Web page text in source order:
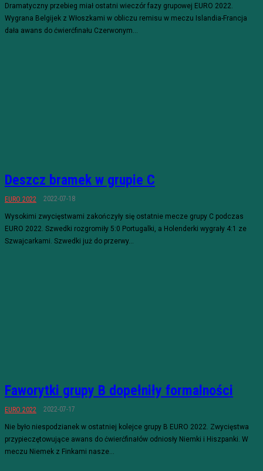
Dramatyczny przebieg miał ostatni wieczór fazy grupowej EURO 2022.
Wygrana Belgijek z Włoszkami w obliczu remisu w meczu Islandia-Francja
dała awans do ćwierćfinału Czerwonym...
Deszcz bramek w grupie C
EURO 2022 2022-07-18
Wysokimi zwycięstwami zakończyły się ostatnie mecze grupy C podczas
EURO 2022. Szwedki rozgromiły 5:0 Portugalki, a Holenderki wygrały 4:1 ze
Szwajcarkami. Szwedki już do przerwy...
Faworytki grupy B dopełniły formalności
EURO 2022 2022-07-17
Nie było niespodzianek w ostatniej kolejce grupy B EURO 2022. Zwycięstwa
przypieczętowujące awans do ćwierćfinałów odniosły Niemki i Hiszpanki. W
meczu Niemek z Finkami nasze...